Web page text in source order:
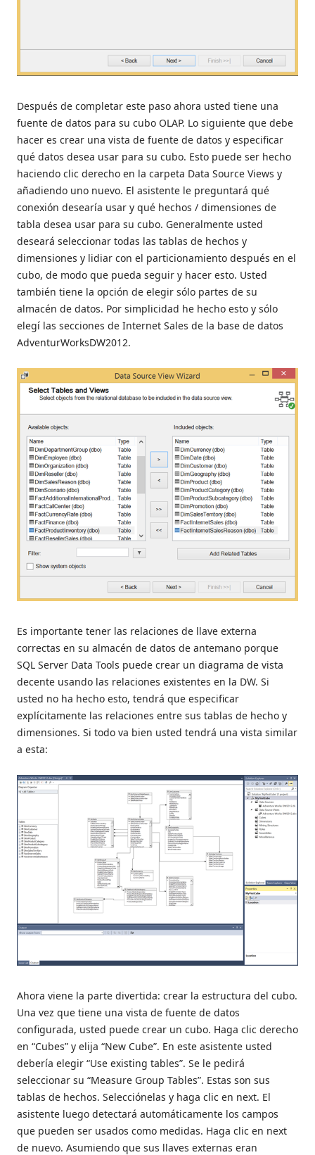
Después de completar este paso ahora usted tiene una
fuente de datos para su cubo OLAP. Lo siguiente que debe
hacer es crear una vista de fuente de datos y especificar
qué datos desea usar para su cubo. Esto puede ser hecho
haciendo clic derecho en la carpeta Data Source Views y
añadiendo uno nuevo. El asistente le preguntará qué
conexión desearía usar y qué hechos / dimensiones de
tabla desea usar para su cubo. Generalmente usted
deseará seleccionar todas las tablas de hechos y
dimensiones y lidiar con el particionamiento después en el
cubo, de modo que pueda seguir y hacer esto. Usted
también tiene la opción de elegir sólo partes de su
almacén de datos. Por simplicidad he hecho esto y sólo
elegí las secciones de Internet Sales de la base de datos
AdventurWorksDW2012.
Es importante tener las relaciones de llave externa
correctas en su almacén de datos de antemano porque
SQL Server Data Tools puede crear un diagrama de vista
decente usando las relaciones existentes en la DW. Si
usted no ha hecho esto, tendrá que especificar
explícitamente las relaciones entre sus tablas de hecho y
dimensiones. Si todo va bien usted tendrá una vista similar
a esta:
Ahora viene la parte divertida: crear la estructura del cubo.
Una vez que tiene una vista de fuente de datos
configurada, usted puede crear un cubo. Haga clic derecho
en “Cubes” y elija “New Cube”. En este asistente usted
debería elegir “Use existing tables”. Se le pedirá
seleccionar su “Measure Group Tables”. Estas son sus
tablas de hechos. Selecciónelas y haga clic en next. El
asistente luego detectará automáticamente los campos
que pueden ser usados como medidas. Haga clic en next
de nuevo. Asumiendo que sus llaves externas eran